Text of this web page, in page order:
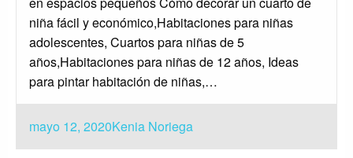
niña fácil y económico,Habitaciones para niñas
adolescentes, Cuartos para niñas de 5
años,Habitaciones para niñas de 12 años, Ideas
para pintar habitación de niñas,…
Publicado
el
mayo 12, 2020Kenia Noriega